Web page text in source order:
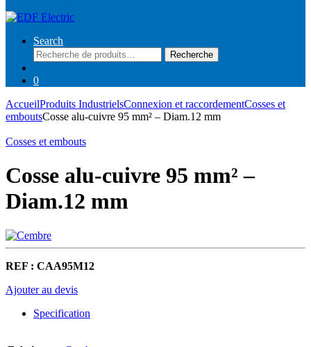
Search
Recherche
pour :
Recherche
0
AccueilProduits IndustrielsConnexion et raccordementCosses et
emboutsCosse alu-cuivre 95 mm² – Diam.12 mm
Cosses et embouts
Cosse alu-cuivre 95 mm² –
Diam.12 mm
REF : CAA95M12
Ajouter au devis
Specification